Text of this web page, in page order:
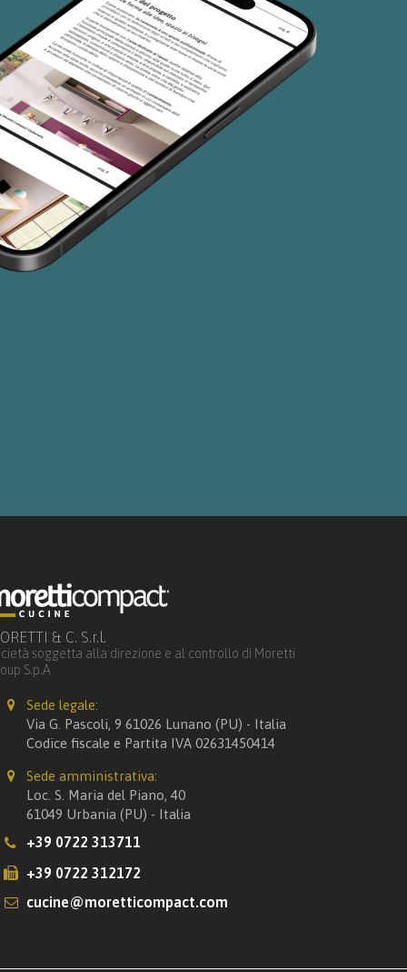
& C. S.r.l.
soggetta alla direzione e al controllo di Moretti
S.p.A
Sede legale:
Via G. Pascoli, 9 61026 Lunano (PU) - Italia
Codice fiscale e Partita IVA 02631450414
Sede amministrativa:
Loc. S. Maria del Piano, 40
61049 Urbania (PU) - Italia
+39 0722 313711
+39 0722 312172
cucine@moretticompact.com